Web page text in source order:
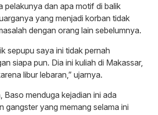
pelakunya dan apa motif di balik
yang menjadi korban tidak
dengan orang lain sebelumnya.
sepupu saya ini tidak pernah
siapa pun. Dia ini kuliah di Makassar,
libur lebaran,” ujarnya.
Baso menduga kejadian ini ada
gangster yang memang selama ini